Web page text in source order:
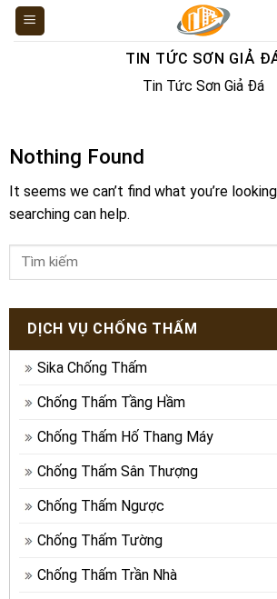
Skip
TIN TỨC SƠN GIẢ
Tin Tức Sơn Giả Đá
Nothing Found
It seems we can’t find what you’re
searching can help.
DỊCH VỤ CHỐNG THẤM
Sika Chống Thấm
Chống Thấm Tầng Hầm
Chống Thấm Hố Thang Máy
Chống Thấm Sân Thượng
Chống Thấm Ngược
Chống Thấm Tường
Chống Thấm Trần Nhà